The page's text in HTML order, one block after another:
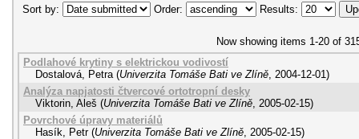
Sort by:
Order: Results:
Now showing items 1-20 of
Podlahové krytiny s elektrickou vodivostí
Dostalová, Petra (Univerzita Tomáše Bati ve Zlíně, 2004-12-01)
Analýza napjatosti čtvercové ortotropní desky
Viktorin, Aleš (Univerzita Tomáše Bati ve Zlíně, 2005-02-15)
Povrchové úpravy materiálů
Hasík, Petr (Univerzita Tomáše Bati ve Zlíně, 2005-02-15)